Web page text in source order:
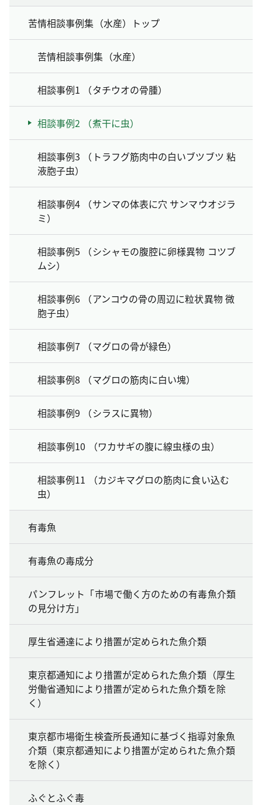
苦情相談事例集（水産）トップ
苦情相談事例集（水産）
相談事例1 （タチウオの骨腫）
相談事例2 （煮干に虫）
相談事例3 （トラフグ筋肉中の白いブツブツ 粘
液胞子虫）
相談事例4 （サンマの体表に穴 サンマウオジラ
ミ）
相談事例5 （シシャモの腹腔に卵様異物 コツブ
ムシ）
相談事例6 （アンコウの骨の周辺に粒状異物 微
胞子虫）
相談事例7 （マグロの骨が緑色）
相談事例8 （マグロの筋肉に白い塊）
相談事例9 （シラスに異物）
相談事例10 （ワカサギの腹に線虫様の虫）
相談事例11 （カジキマグロの筋肉に食い込む
虫）
有毒魚
有毒魚の毒成分
パンフレット「市場で働く方のための有毒魚介類
の見分け方」
厚生省通達により措置が定められた魚介類
東京都通知により措置が定められた魚介類（厚生
労働省通知により措置が定められた魚介類を除
く）
東京都市場衛生検査所長通知に基づく指導対象魚
介類（東京都通知により措置が定められた魚介類
を除く）
ふぐとふぐ毒